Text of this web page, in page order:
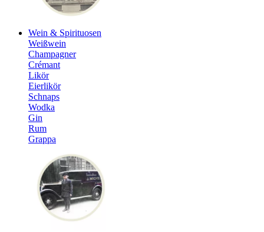
Wein & Spirituosen
Weißwein
Champagner
Crémant
Likör
Eierlikör
Schnaps
Wodka
Gin
Rum
Grappa